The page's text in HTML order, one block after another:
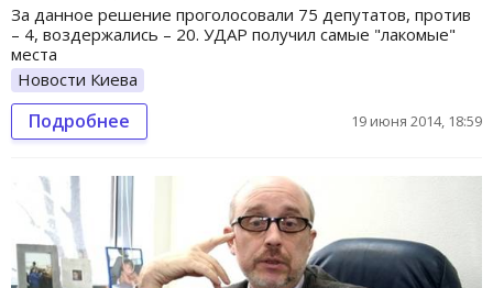
За данное решение проголосовали 75 депутатов, против
– 4, воздержались – 20. УДАР получил самые "лакомые"
места
Новости Киева
Подробнее 19 июня 2014, 18:59